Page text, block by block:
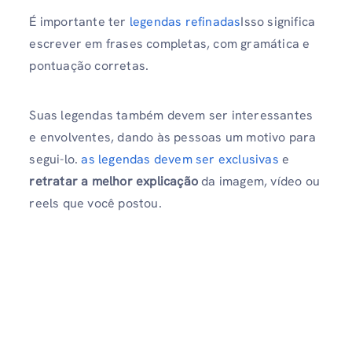
É importante ter legendas refinadasIsso significa
escrever em frases completas, com gramática e
pontuação corretas.
Suas legendas também devem ser interessantes
e envolventes, dando às pessoas um motivo para
segui-lo.as legendas devem ser exclusivas e
retratar a melhor explicaçãoda imagem, vídeo ou
reels que você postou.